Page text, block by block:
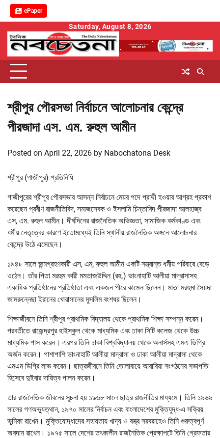
ePaper
content
Saturday, August 8, 2026
শ্রীপুর পৌরসভা নির্বাচনে আলোচনার কেন্দ্রে
পীরজাদা এস. এম. রুহুল আমীন
Posted on April 22, 2026 by Nabochatona Desk
শ্রীপুর (গাজীপুর) প্রতিনিধি
গাজীপুরের শ্রীপুর পৌরসভার আসন্ন নির্বাচনে মেয়র পদে প্রার্থী হওয়ার আগ্রহ প্রকাশ
করেছেন প্রবীণ রাজনীতিবিদ, সমাজসেবক ও ইসলামি চিন্তাবিদ পীরজাদা আলহাজ্ব
এস, এম. রুহুল আমীন। দীর্ঘদিনের রাজনৈতিক অভিজ্ঞতা, সামাজিক কর্মকাণ্ড এবং
ধর্মীয় নেতৃত্বের কারণে ইতোমধ্যেই তিনি স্থানীয় রাজনৈতিক অঙ্গনে আলোচনার
কেন্দ্রে উঠে এসেছেন।
১৯৪৮ সালে জন্মগ্রহণকারী এস, এম, রুহুল আমীন একটি সম্ভ্রান্ত ধর্মীয় পরিবারে বেড়ে
ওঠেন। তাঁর পিতা মরহুম কারী মমতাজউদ্দিন (রহ.) ভাংনাহাটি আলীয়া মাদ্রাসাসহ
একাধিক প্রতিষ্ঠানের প্রতিষ্ঠাতা এবং একজন পীরে কামেল ছিলেন। মাতা মরহুমা সৈয়দা
জামরুন্নেছা ইরানের খোরাসানের মুসলিম বংশধর ছিলেন।
শিক্ষাজীবনে তিনি শ্রীপুর প্রাথমিক বিদ্যালয় থেকে প্রাথমিক শিক্ষা সম্পন্ন করেন।
পরবর্তীতে রাজেন্দ্রপুর হাইস্কুল থেকে মাধ্যমিক এবং ঢাকা সিটি কলেজ থেকে উচ্চ
মাধ্যমিক পাস করেন। এরপর তিনি ঢাকা বিশ্ববিদ্যালয় থেকে অনার্সসহ এমএ ডিগ্রি
অর্জন করেন। পাশাপাশি ভাংনাহাটি আলীয়া মাদ্রাসা ও ঢাকা আলীয়া মাদ্রাসা থেকে
এমএম ডিগ্রি লাভ করেন। ছাত্রজীবনে তিনি তোলাবায়ে আরাবিয়া সংগঠনের সভাপতি
হিসেবে দুইবার দায়িত্ব পালন করেন।
তার রাজনৈতিক জীবনের সূচনা হয় ১৯৬৮ সালে ছাত্র রাজনীতির মাধ্যমে। তিনি ১৯৬৯
সালের গণঅভ্যুত্থান, ১৯৭০ সালের নির্বাচন এবং বাংলাদেশের মুক্তিযুদ্ধ-এ সক্রিয়
ভূমিকা রাখেন। মুক্তিযোদ্ধাদের সহায়তায় খাদ্য ও বস্ত্র সরবরাহেও তিনি গুরুত্বপূর্ণ
অবদান রাখেন। ১৯৭৫ সালে দেশের তৎকালীন রাজনৈতিক প্রেক্ষাপটে তিনি গ্রেফতার